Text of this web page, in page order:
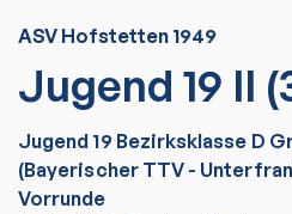
ASV Hofstetten 1949
Jugend 19 II
Jugend 19 Bezirksklasse D
(Bayerischer TTV -
Vorrunde